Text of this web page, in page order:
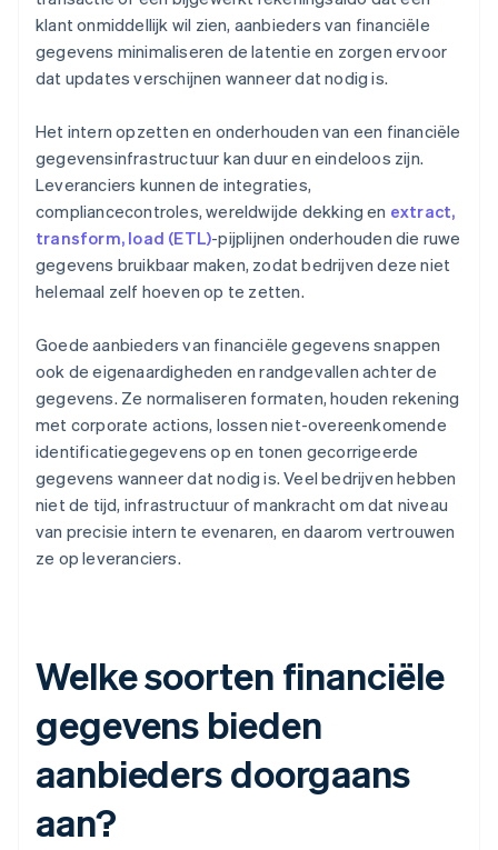
klant onmiddellijk wil zien, aanbieders van financiële
gegevens minimaliseren de latentie en zorgen ervoor
dat updates verschijnen wanneer dat nodig is.
Het intern opzetten en onderhouden van een financiële
gegevensinfrastructuur kan duur en eindeloos zijn.
Leveranciers kunnen de integraties,
compliancecontroles, wereldwijde dekking en extract,
transform, load (ETL)-pijplijnen onderhouden die ruwe
gegevens bruikbaar maken, zodat bedrijven deze niet
helemaal zelf hoeven op te zetten.
Goede aanbieders van financiële gegevens snappen
ook de eigenaardigheden en randgevallen achter de
gegevens. Ze normaliseren formaten, houden rekening
met corporate actions, lossen niet-overeenkomende
identificatiegegevens op en tonen gecorrigeerde
gegevens wanneer dat nodig is. Veel bedrijven hebben
niet de tijd, infrastructuur of mankracht om dat niveau
van precisie intern te evenaren, en daarom vertrouwen
ze op leveranciers.
Welke soorten financiële
gegevens bieden
aanbieders doorgaans
aan?